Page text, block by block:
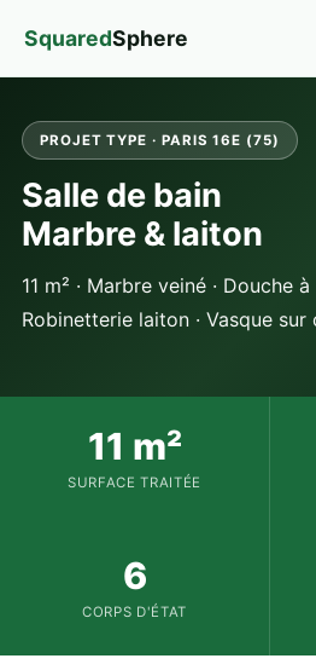
SquaredSphere
PROJET TYPE · PARIS 16E (75)
Salle de bain
Marbre & laiton
11 m² · Marbre veiné · Douche
Robinetterie laiton · Vasque sur
11 m²
SURFACE TRAITÉE
6
CORPS D'ÉTAT